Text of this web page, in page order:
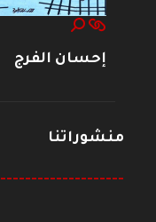
إحسان الفرج
منشوراتنا
--------------------